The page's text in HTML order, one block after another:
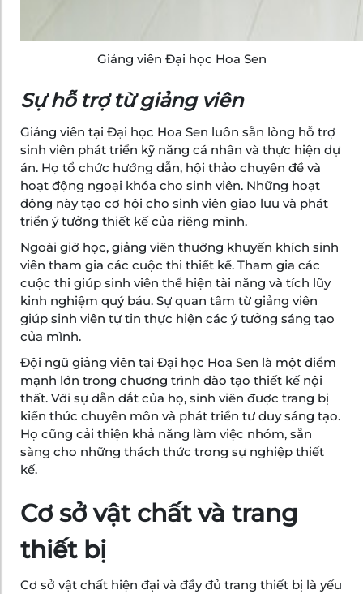
Giảng viên Đại học Hoa Sen
Sự hỗ trợ từ giảng viên
Giảng viên tại Đại học Hoa Sen luôn sẵn lòng hỗ trợ
sinh viên phát triển kỹ năng cá nhân và thực hiện dự
án. Họ tổ chức hướng dẫn, hội thảo chuyên đề và
hoạt động ngoại khóa cho sinh viên. Những hoạt
động này tạo cơ hội cho sinh viên giao lưu và phát
triển ý tưởng thiết kế của riêng mình.
Ngoài giờ học, giảng viên thường khuyến khích sinh
viên tham gia các cuộc thi thiết kế. Tham gia các
cuộc thi giúp sinh viên thể hiện tài năng và tích lũy
kinh nghiệm quý báu. Sự quan tâm từ giảng viên
giúp sinh viên tự tin thực hiện các ý tưởng sáng tạo
của mình.
Đội ngũ giảng viên tại Đại học Hoa Sen là một điểm
mạnh lớn trong chương trình đào tạo thiết kế nội
thất. Với sự dẫn dắt của họ, sinh viên được trang bị
kiến thức chuyên môn và phát triển tư duy sáng tạo.
Họ cũng cải thiện khả năng làm việc nhóm, sẵn
sàng cho những thách thức trong sự nghiệp thiết
kế.
Cơ sở vật chất và trang
thiết bị
Cơ sở vật chất hiện đại và đầy đủ trang thiết bị là yếu